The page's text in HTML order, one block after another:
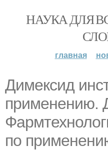
НАУКА ДЛЯ
главная
Димексид
применению.
по